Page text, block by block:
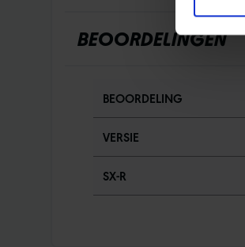
BEOORDELINGEN
BEOORDELING
VERSIE
SX-R